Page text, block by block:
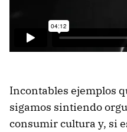
Incontables ejemplos
sigamos sintiendo
consumir cultura y, si